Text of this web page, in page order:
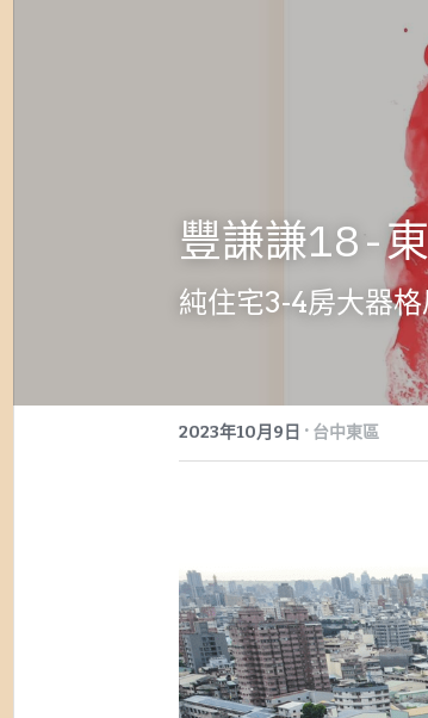
豐謙謙18-
純住宅3-4房大器
2023年10月9日 · 台中東區